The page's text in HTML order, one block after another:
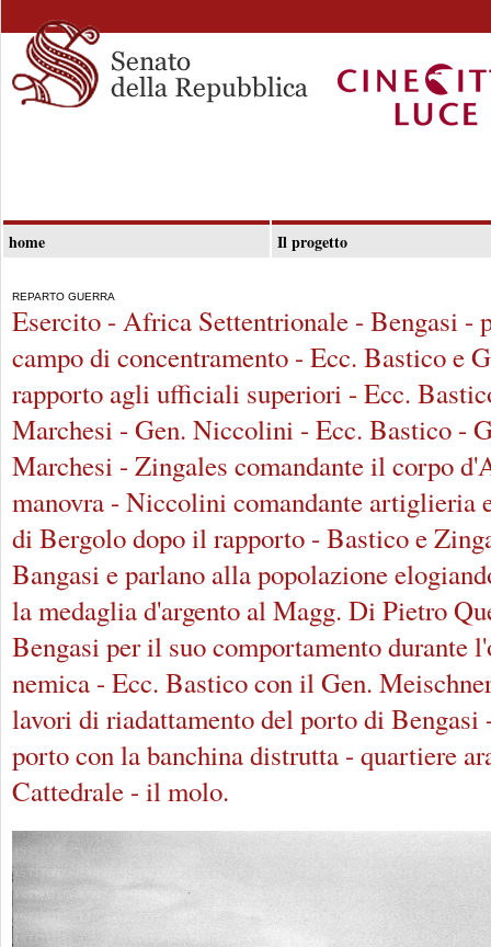
home Il progetto
REPARTO GUERRA
Esercito - Africa Settentrionale - Bengasi -
campo di concentramento - Ecc. Bastico e
rapporto agli ufficiali superiori - Ecc.
Marchesi - Gen. Niccolini - Ecc. Bastico -
Marchesi - Zingales comandante il corpo
manovra - Niccolini comandante artiglieria
di Bergolo dopo il rapporto - Bastico e
Bangasi e parlano alla popolazione
la medaglia d'argento al Magg. Di Pietro
Bengasi per il suo comportamento durante
nemica - Ecc. Bastico con il Gen.
lavori di riadattamento del porto di Bengasi
porto con la banchina distrutta - quartiere
Cattedrale - il molo.